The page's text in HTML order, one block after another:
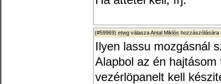
(#59969) etwg válaszaAntal Miklós hozzászólására
Ilyen lassu mozgásnál
Alapbol az én
vezérlöpanelt kell